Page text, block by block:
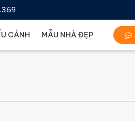
CẢNH MẪU NHÀ ĐẸP